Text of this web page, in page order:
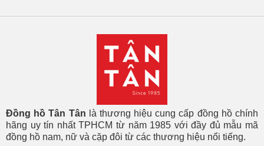
Đồng hồ Tân Tân là thương hiệu cung cấp đồng hồ chính
hãng uy tín nhất TPHCM từ năm 1985 với đầy đủ mẫu mã
đồng hồ nam, nữ và cặp đôi từ các thương hiệu nổi tiếng.